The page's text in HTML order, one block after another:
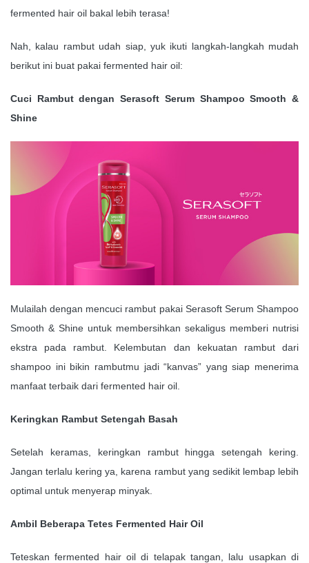
fermented hair oil bakal lebih terasa!
Nah, kalau rambut udah siap, yuk ikuti langkah-langkah mudah
berikut ini buat pakai fermented hair oil:
Cuci Rambut dengan Serasoft Serum Shampoo Smooth &
Shine
Mulailah dengan mencuci rambut pakai Serasoft Serum Shampoo
Smooth & Shine untuk membersihkan sekaligus memberi nutrisi
ekstra pada rambut. Kelembutan dan kekuatan rambut dari
shampoo ini bikin rambutmu jadi “kanvas” yang siap menerima
manfaat terbaik dari fermented hair oil.
Keringkan Rambut Setengah Basah
Setelah keramas, keringkan rambut hingga setengah kering.
Jangan terlalu kering ya, karena rambut yang sedikit lembap lebih
optimal untuk menyerap minyak.
Ambil Beberapa Tetes Fermented Hair Oil
Teteskan fermented hair oil di telapak tangan, lalu usapkan di